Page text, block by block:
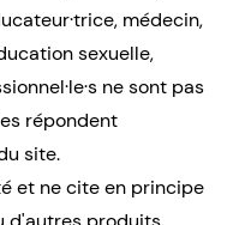
médecin,
sexuelle,
ne sont pas
répondent
site.
et ne cite en principe